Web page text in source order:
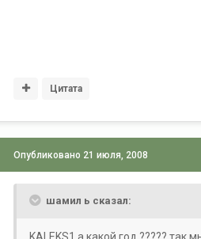
Цитата
Опубликовано 21 июля, 2008
шамил ь сказал:
KALEKS1 а какой год ?????